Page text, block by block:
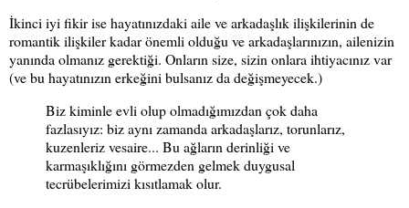
İkinci iyi fikir ise hayatınızdaki aile ve arkadaşlık ilişkilerinin de
romantik ilişkiler kadar önemli olduğu ve arkadaşlarınızın, ailenizin
yanında olmanız gerektiği. Onların size, sizin onlara ihtiyacınız var
(ve bu hayatınızın erkeğini bulsanız da değişmeyecek.)
Biz kiminle evli olup olmadığımızdan çok daha
fazlasıyız: biz aynı zamanda arkadaşlarız, torunlarız,
kuzenleriz vesaire... Bu ağların derinliği ve
karmaşıklığını görmezden gelmek duygusal
tecrübelerimizi kısıtlamak olur.